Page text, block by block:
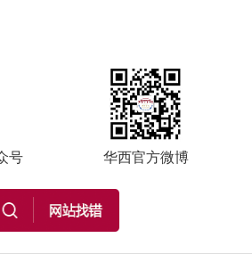
号 华西官方微博